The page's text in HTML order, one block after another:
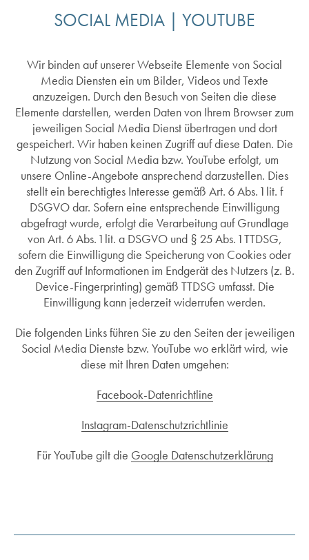
SOCIAL MEDIA | YOUTUBE
Wir binden auf unserer Webseite Elemente von Social
Media Diensten ein um Bilder, Videos und Texte
anzuzeigen. Durch den Besuch von Seiten die diese
Elemente darstellen, werden Daten von Ihrem Browser zum
jeweiligen Social Media Dienst übertragen und dort
gespeichert. Wir haben keinen Zugriff auf diese Daten. Die
Nutzung von Social Media bzw. YouTube erfolgt, um
unsere Online-Angebote ansprechend darzustellen. Dies
stellt ein berechtigtes Interesse gemäß Art. 6 Abs. 1 lit. f
DSGVO dar. Sofern eine entsprechende Einwilligung
abgefragt wurde, erfolgt die Verarbeitung auf Grundlage
von Art. 6 Abs. 1 lit. a DSGVO und § 25 Abs. 1 TTDSG,
sofern die Einwilligung die Speicherung von Cookies oder
den Zugriff auf Informationen im Endgerät des Nutzers (z. B.
Device-Fingerprinting) gemäß TTDSG umfasst. Die
Einwilligung kann jederzeit widerrufen werden.
Die folgenden Links führen Sie zu den Seiten der jeweiligen
Social Media Dienste bzw. YouTube wo erklärt wird, wie
diese mit Ihren Daten umgehen:
Facebook-Datenrichtline
Instagram-Datenschutzrichtlinie
Für YouTube gilt die Google Datenschutzerklärung